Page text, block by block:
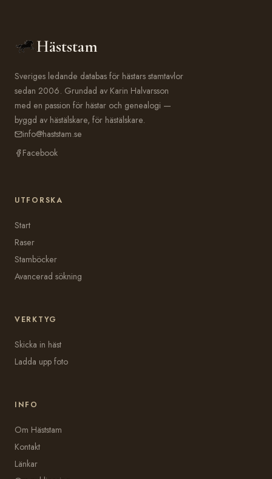
Häststam
Sveriges ledande databas för hästars stamtavlor
sedan 2006. Grundad av Karin Halvarsson
med en passion för hästar och genealogi —
byggd av hästälskare, för hästälskare.
info@haststam.se
Facebook
UTFORSKA
Start
Raser
Stamböcker
Avancerad sökning
VERKTYG
Skicka in häst
Ladda upp foto
INFO
Om Häststam
Kontakt
Länkar